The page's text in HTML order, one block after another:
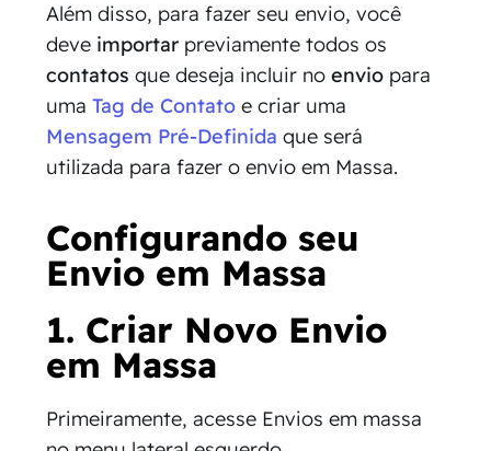
Além disso, para fazer seu envio, você
deve importar previamente todos os
contatos que deseja incluir noenvio para
uma Tag de Contato e criar uma
Mensagem Pré-Definida que será
utilizada para fazer o envio em Massa.
Configurando seu
Envio em Massa
1. Criar Novo Envio
em Massa
Primeiramente, acesse Envios em massa